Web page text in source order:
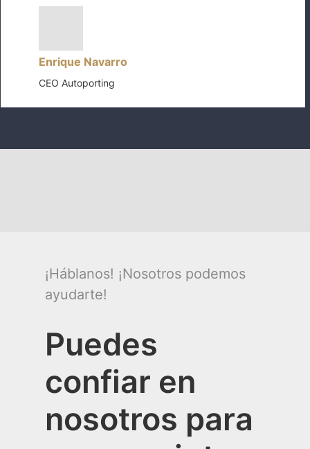
Enrique Navarro
CEO Autoporting
¡Háblanos! ¡Nosotros podemos
ayudarte!
Puedes
confiar en
nosotros para